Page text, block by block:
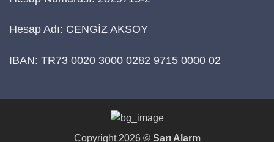
Hesap Adı: CENGİZ AKSOY
IBAN: TR73 0020 3000 0282 9715 0000 02
Copyright 2026 © Sarı Alarm